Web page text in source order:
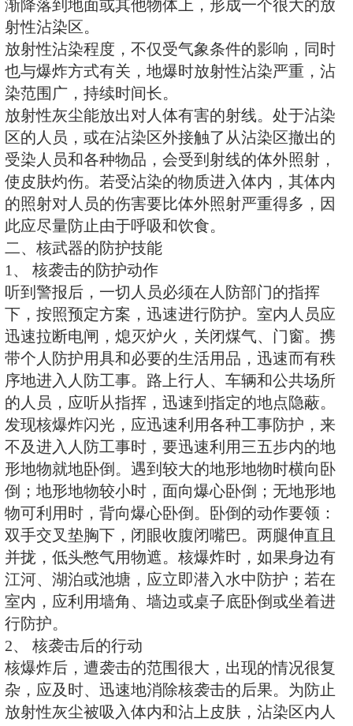
3、 早期核辐射
早期核辐射（又贯穿辐射），是核
一种杀伤破坏因素。形成早期核辐
十几秒钟内放射出来的人眼看不见
于人体时无特殊感觉，能破坏人的
人得急性放射病。早期核辐射能使
暗、胶卷暴光、化学药品失效，并
器性能。
早期核辐射一方面能穿透各种物质
会被各种物质消弱吸收。例如1米
厚的钢筋混凝土能使早期核辐射消
4、 核电磁脉冲
核电磁脉冲是爆炸瞬间产生的一种
作用半径可达几千米，对人员没有
用，但能消除计算机上储存的信息
系统失灵，家用电器受到干扰和破
5、 放射性沾染
核爆炸后，蘑菇状烟云中含有大量
当烟云随风扩散时，放射性烟尘因
渐降落到地面或其他物体上，形成
射性沾染区。
放射性沾染程度，不仅受气象条件
也与爆炸方式有关，地爆时放射性